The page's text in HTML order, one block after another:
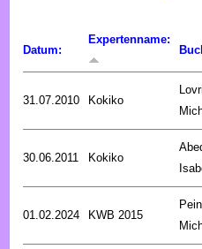
Datum:
Expertenname:
31.07.2010 Kokiko
30.06.2011 Kokiko
01.02.2024 KWB 2015